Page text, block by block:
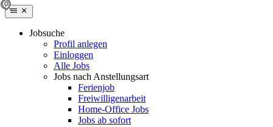
Jobsuche
Profil anlegen
Einloggen
Alle Jobs
Jobs nach Anstellungsart
Ferienjob
Freiwilligenarbeit
Home-Office Jobs
Jobs ab sofort